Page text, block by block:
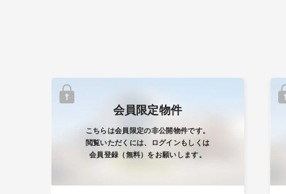
会員限定物件
こちらは会員限定の非公開物件です。
閲覧いただくには、ログインもしくは
会員登録（無料）をお願いします。